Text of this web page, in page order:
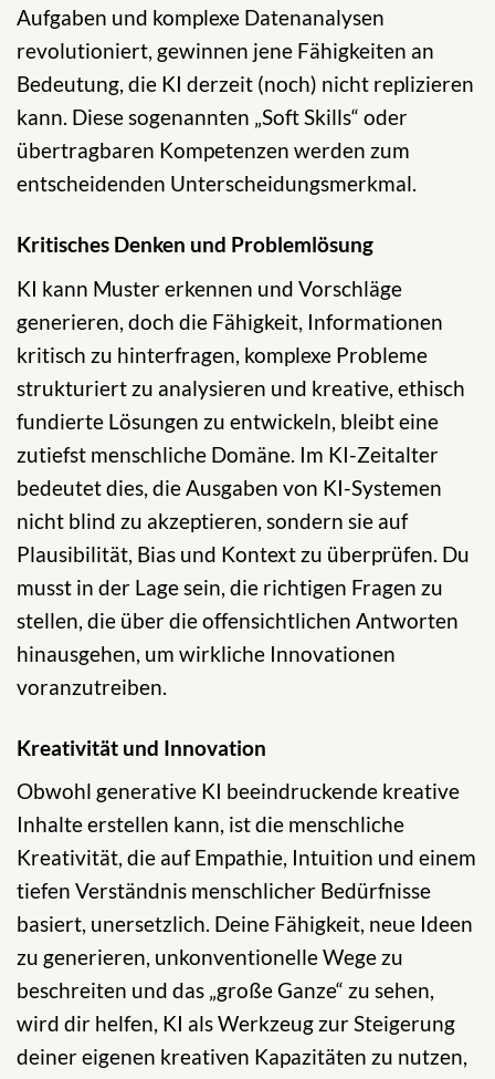
Aufgaben und komplexe Datenanalysen
revolutioniert, gewinnen jene Fähigkeiten an
Bedeutung, die KI derzeit (noch) nicht replizieren
kann. Diese sogenannten „Soft Skills“ oder
übertragbaren Kompetenzen werden zum
entscheidenden Unterscheidungsmerkmal.
Kritisches Denken und Problemlösung
KI kann Muster erkennen und Vorschläge
generieren, doch die Fähigkeit, Informationen
kritisch zu hinterfragen, komplexe Probleme
strukturiert zu analysieren und kreative, ethisch
fundierte Lösungen zu entwickeln, bleibt eine
zutiefst menschliche Domäne. Im KI-Zeitalter
bedeutet dies, die Ausgaben von KI-Systemen
nicht blind zu akzeptieren, sondern sie auf
Plausibilität, Bias und Kontext zu überprüfen. Du
musst in der Lage sein, die richtigen Fragen zu
stellen, die über die offensichtlichen Antworten
hinausgehen, um wirkliche Innovationen
voranzutreiben.
Kreativität und Innovation
Obwohl generative KI beeindruckende kreative
Inhalte erstellen kann, ist die menschliche
Kreativität, die auf Empathie, Intuition und einem
tiefen Verständnis menschlicher Bedürfnisse
basiert, unersetzlich. Deine Fähigkeit, neue Ideen
zu generieren, unkonventionelle Wege zu
beschreiten und das „große Ganze“ zu sehen,
wird dir helfen, KI als Werkzeug zur Steigerung
deiner eigenen kreativen Kapazitäten zu nutzen,